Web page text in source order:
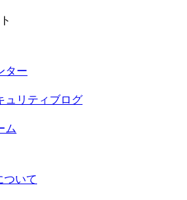
ター
ュリティブログ
ム
ついて